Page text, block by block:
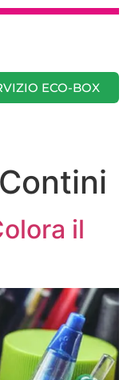
ECO-BOX
il